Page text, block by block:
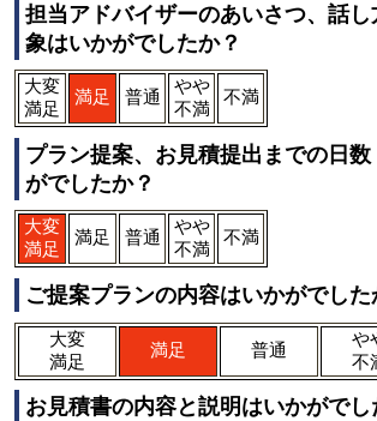
担当アドバイザーのあいさつ、話
象はいかがでしたか？
大変
満足
満足 普通
やや
不満
不満
プラン提案、お見積提出までの日
がでしたか？
大変
満足
満足 普通
やや
不満
不満
ご提案プランの内容はいかがでした
大変
満足
満足 普通
や
不
お見積書の内容と説明はいかがでし